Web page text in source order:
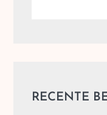
RECENTE